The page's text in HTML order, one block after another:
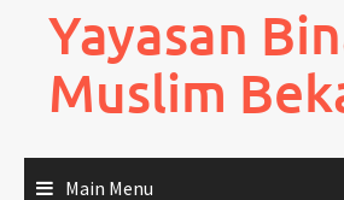
Yayasan
Muslim
Main Menu